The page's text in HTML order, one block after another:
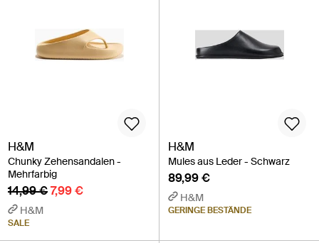
H&M
Chunky Zehensandalen -
Mehrfarbig
14,99 €7,99 €
H&M
SALE
H&M
Mules aus Leder - Schwarz
89,99 €
H&M
GERINGE BESTÄNDE